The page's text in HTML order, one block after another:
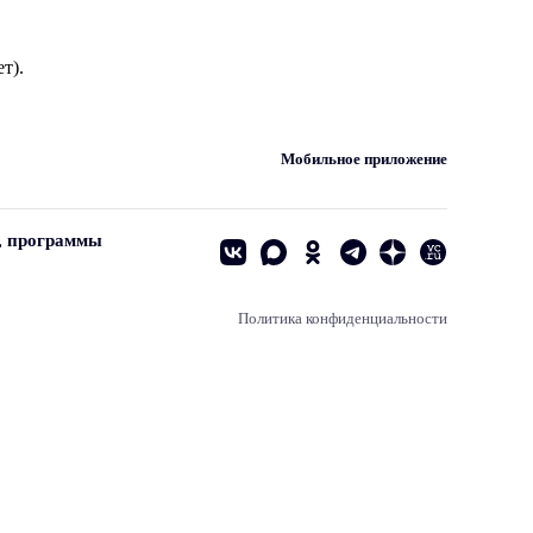
Мобильное приложение
программы
Политика конфиденциальности